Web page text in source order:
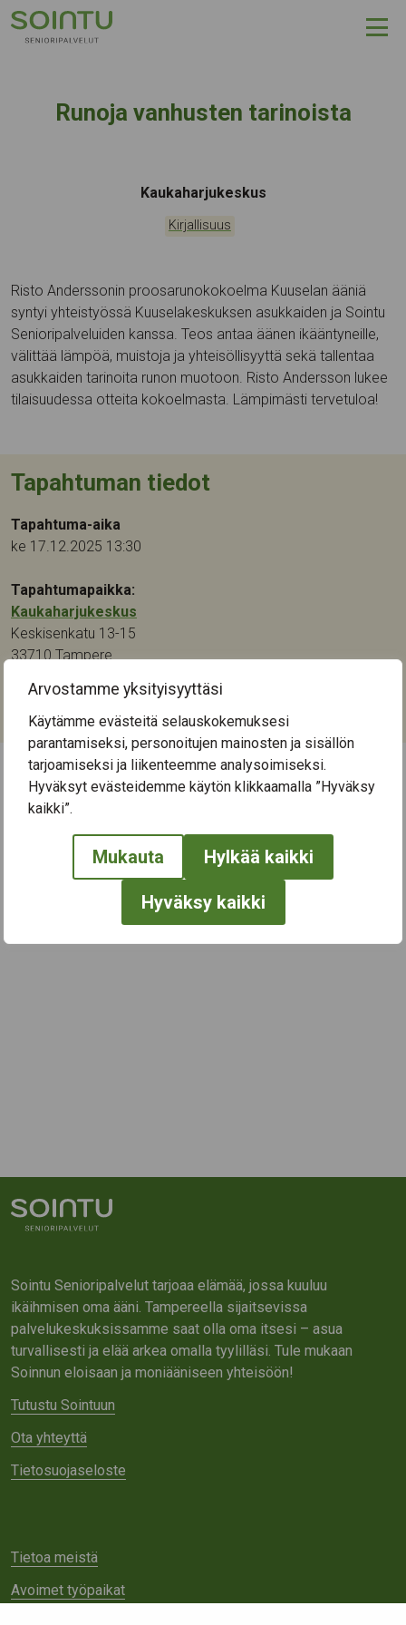
Arvostamme yksityisyyttäsi
Käytämme evästeitä selauskokemuksesi
parantamiseksi, personoitujen mainosten ja sisällön
tarjoamiseksi ja liikenteemme analysoimiseksi.
Hyväksyt evästeidemme käytön klikkaamalla ”Hyväksy
kaikki”.
Mukauta Hylkää kaikki
Hyväksy kaikki
Hyppää sisältöön
Runoja vanhusten tarinoista
Tapahtumapaikka:
Kaukaharjukeskus
Kategoriat:
Kirjallisuus
Risto Anderssonin proosarunokokoelma Kuuselan ääniä
syntyi yhteistyössä Kuuselakeskuksen asukkaiden ja Sointu
Senioripalveluiden kanssa. Teos antaa äänen ikääntyneille,
välittää lämpöä, muistoja ja yhteisöllisyyttä sekä tallentaa
asukkaiden tarinoita runon muotoon. Risto Andersson lukee
tilaisuudessa otteita kokoelmasta. Lämpimästi tervetuloa!
Tapahtuman tiedot
Tapahtuma-aika
ke 17.12.2025 13:30
Tapahtumapaikka:
Kaukaharjukeskus
Keskisenkatu 13-15
33710 Tampere
Kategoriat:
Kirjallisuus
← Näytä kaikki tapahtumat
Sointu Senioripalvelut tarjoaa elämää, jossa kuuluu
ikäihmisen oma ääni. Tampereella sijaitsevissa
palvelukeskuksissamme saat olla oma itsesi – asua
turvallisesti ja elää arkea omalla tyylilläsi. Tule mukaan
Soinnun eloisaan ja moniääniseen yhteisöön!
Tutustu Sointuun
Ota yhteyttä
Tietosuojaseloste
Tietoa meistä
Avoimet työpaikat